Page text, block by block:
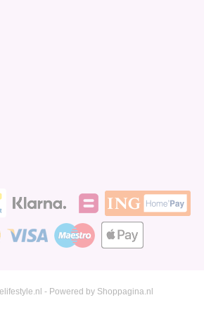
- Powered by Shoppagina.nl